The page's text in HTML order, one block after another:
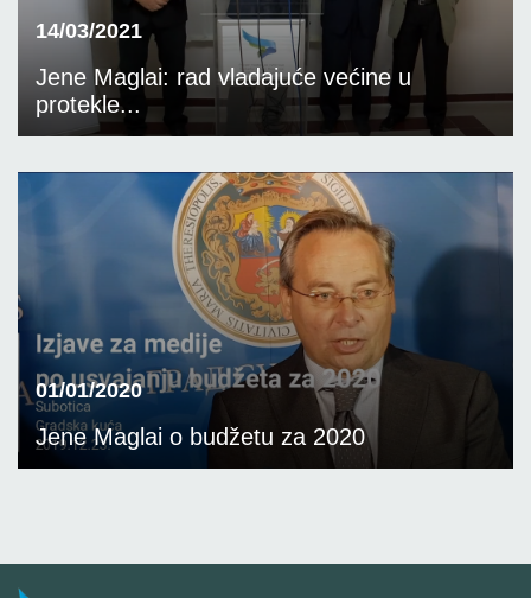
14/03/2021
Jene Maglai: rad vladajuće većine u
protekle...
01/01/2020
Jene Maglai o budžetu za 2020